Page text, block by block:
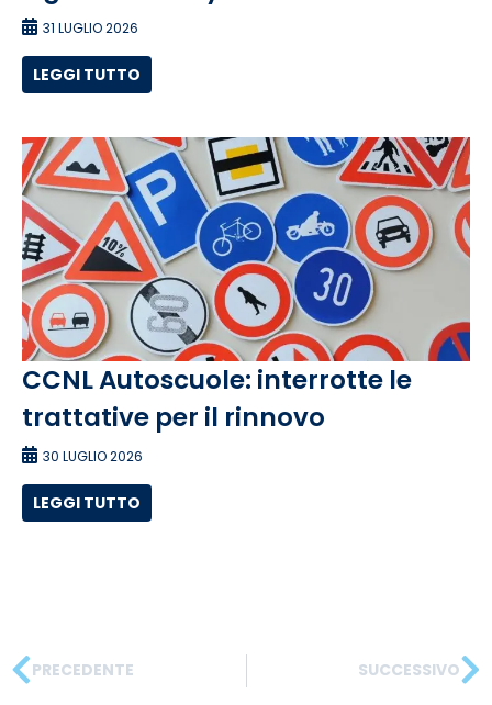
31 LUGLIO 2026
LEGGI TUTTO
CCNL Autoscuole: interrotte le
trattative per il rinnovo
30 LUGLIO 2026
LEGGI TUTTO
PRECEDENTE SUCCESSIVO